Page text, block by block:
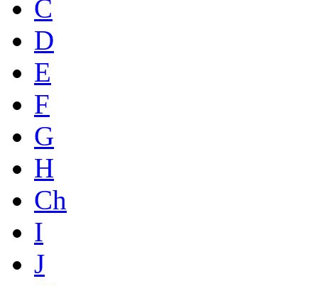
C
D
E
F
G
H
Ch
I
J